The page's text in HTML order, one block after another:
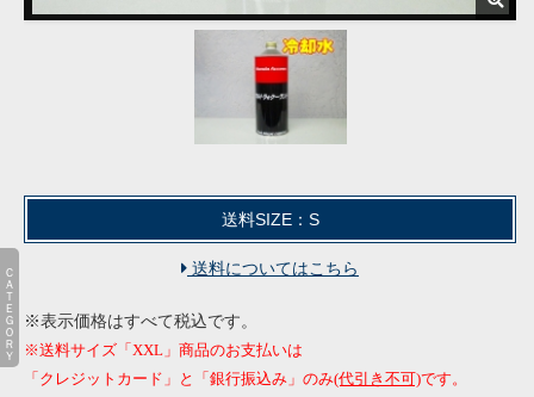
送料SIZE：S
送料についてはこちら
※表示価格はすべて税込です。
※送料サイズ「XXL」商品のお支払いは
「クレジットカード」と「銀行振込み」のみ(代引き不可)です。
ＣＡＴＥＧＯＲＹ